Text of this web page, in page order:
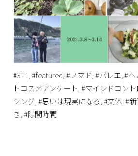
#311 ,#featured ,#ノマド ,#バレエ ,#ヘ
トコスメアンケート ,#マインドコント
シング ,#思いは現実になる ,#文体 ,#
き ,#隙間時間